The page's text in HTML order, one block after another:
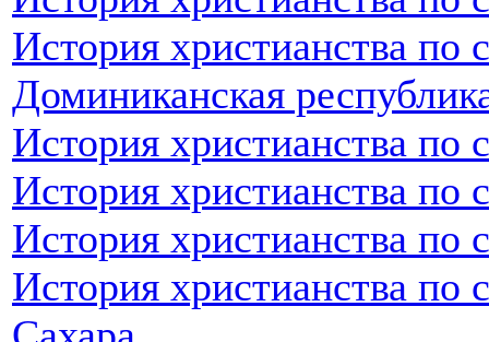
История христианства по
Доминиканская
История христианства по
История христианства по
История христианства по
История христианства по